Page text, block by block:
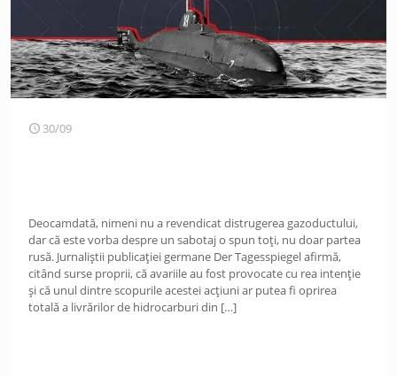
30/09
Deocamdată, nimeni nu a revendicat distrugerea gazoductului,
dar că este vorba despre un sabotaj o spun toți, nu doar partea
rusă. Jurnaliștii publicației germane Der Tagesspiegel afirmă,
citând surse proprii, că avariile au fost provocate cu rea intenție
și că unul dintre scopurile acestei acțiuni ar putea fi oprirea
totală a livrărilor de hidrocarburi din […]